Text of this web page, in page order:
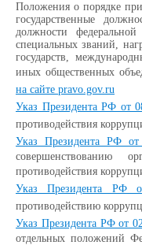
Положения о порядке
государственные
должности
специальных званий,
государств,
иных общественных
на сайте pravo.gov.ru
Указ Президента РФ от
противодействия
Указ Президента РФ
совершенствованию
противодействия
Указ Президента РФ
противодействию
Указ Президента РФ от
отдельных положений